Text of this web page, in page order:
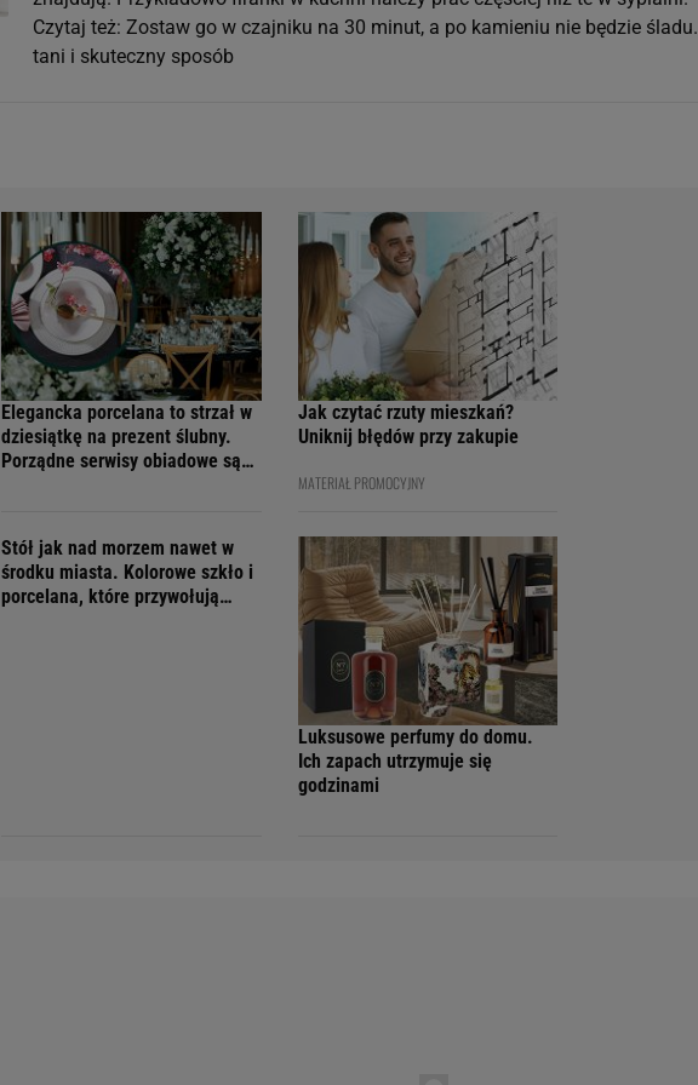
Czytaj też: Zostaw go w czajniku na 30 minut, a po kamieniu nie będzie
tani i skuteczny sposób
Elegancka porcelana to strzał w
dziesiątkę na prezent ślubny.
Porządne serwisy obiadowe są
Jak czytać rzuty mieszkań?
Uniknij błędów przy zakupie
MATERIAŁ PROMOCYJNY
Stół jak nad morzem nawet w
środku miasta. Kolorowe szkło i
porcelana, które przywołują
Luksusowe perfumy do domu.
Ich zapach utrzymuje się
godzinami